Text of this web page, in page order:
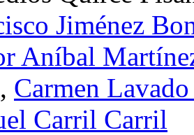
Jiménez
Aníbal
, Carmen Lavado
Carril Carril